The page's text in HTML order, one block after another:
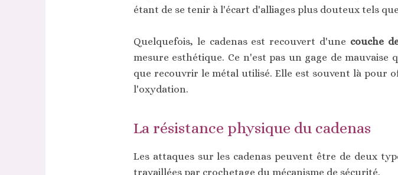
étant de se tenir à l'écart d'alliages plus douteux tels
Quelquefois, le cadenas est recouvert d'une couche
mesure esthétique. Ce n'est pas un gage de
que recouvrir le métal utilisé. Elle est souvent là pour
l'oxydation.
La résistance physique du cadenas
Les attaques sur les cadenas peuvent être de deux
travaillées par crochetage du mécanisme de sécurité.